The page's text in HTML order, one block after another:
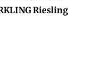
Riesling